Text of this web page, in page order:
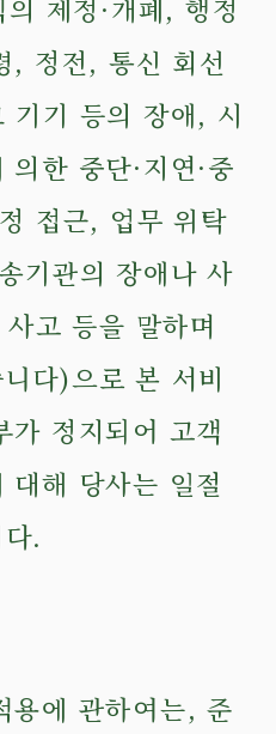
제정·개폐, 행정
, 정전, 통신 회선
기기 등의 장애, 시
한 중단·지연·중
접근, 업무 위탁
기관의 장애나 사
고 등을 말하며
다)으로 본 서비
가 정지되어 고객
대해 당사는 일절
.
용에 관하여는, 준